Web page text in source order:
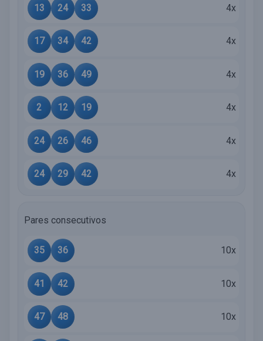
13 24 33 4x
17 34 42 4x
19 36 49 4x
2 12 19 4x
24 26 46 4x
24 29 42 4x
Pares consecutivos
35 36 10x
41 42 10x
47 48 10x